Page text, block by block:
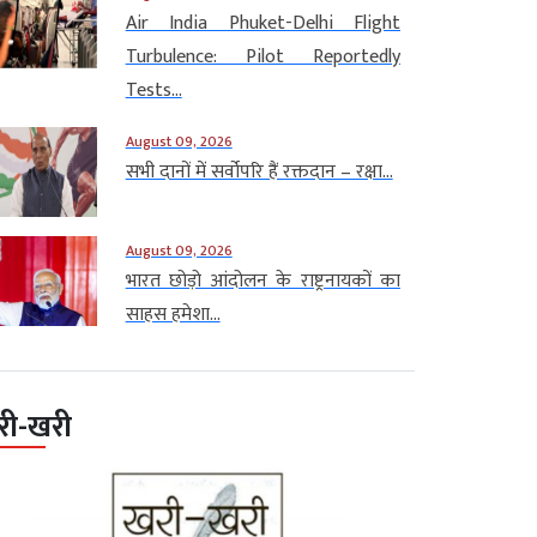
Air India Phuket-Delhi Flight
Turbulence: Pilot Reportedly
Tests...
August 09, 2026
सभी दानों में सर्वोपरि हैं रक्तदान – रक्षा...
August 09, 2026
भारत छोड़ो आंदोलन के राष्ट्रनायकों का
साहस हमेशा...
खरी